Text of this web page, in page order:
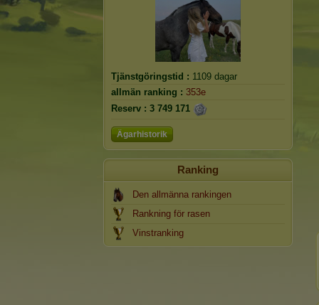
Tjänstgöringstid : 1109 dagar
allmän ranking : 353e
Reserv : 3 749 171
Ägarhistorik
Ranking
Den allmänna rankingen
Rankning för rasen
Vinstranking